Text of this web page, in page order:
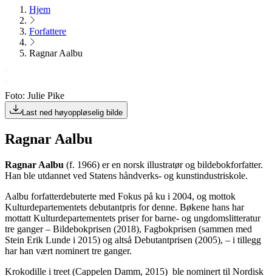
Hjem
Forfattere
Ragnar Aalbu
Foto: Julie Pike
Last ned høyoppløselig bilde
Ragnar Aalbu
Ragnar Aalbu (f. 1966) er en norsk illustratør og bildebokforfatter.
Han ble utdannet ved Statens håndverks- og kunstindustriskole.
Aalbu forfatterdebuterte med Fokus på ku i 2004, og mottok
Kulturdepartementets debutantpris for denne. Bøkene hans har
mottatt Kulturdepartementets priser for barne- og ungdomslitteratur
tre ganger – Bildebokprisen (2018), Fagbokprisen (sammen med
Stein Erik Lunde i 2015) og altså Debutantprisen (2005), – i tillegg
har han vært nominert tre ganger.
Krokodille i treet (Cappelen Damm, 2015) ble nominert til Nordisk